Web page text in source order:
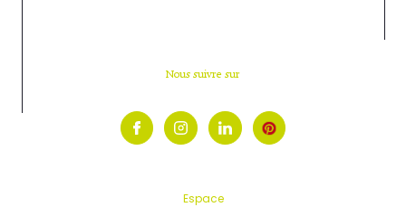
Nous suivre sur
Espace